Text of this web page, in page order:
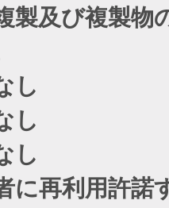
及び複製物
し
し
し
に再利用許諾